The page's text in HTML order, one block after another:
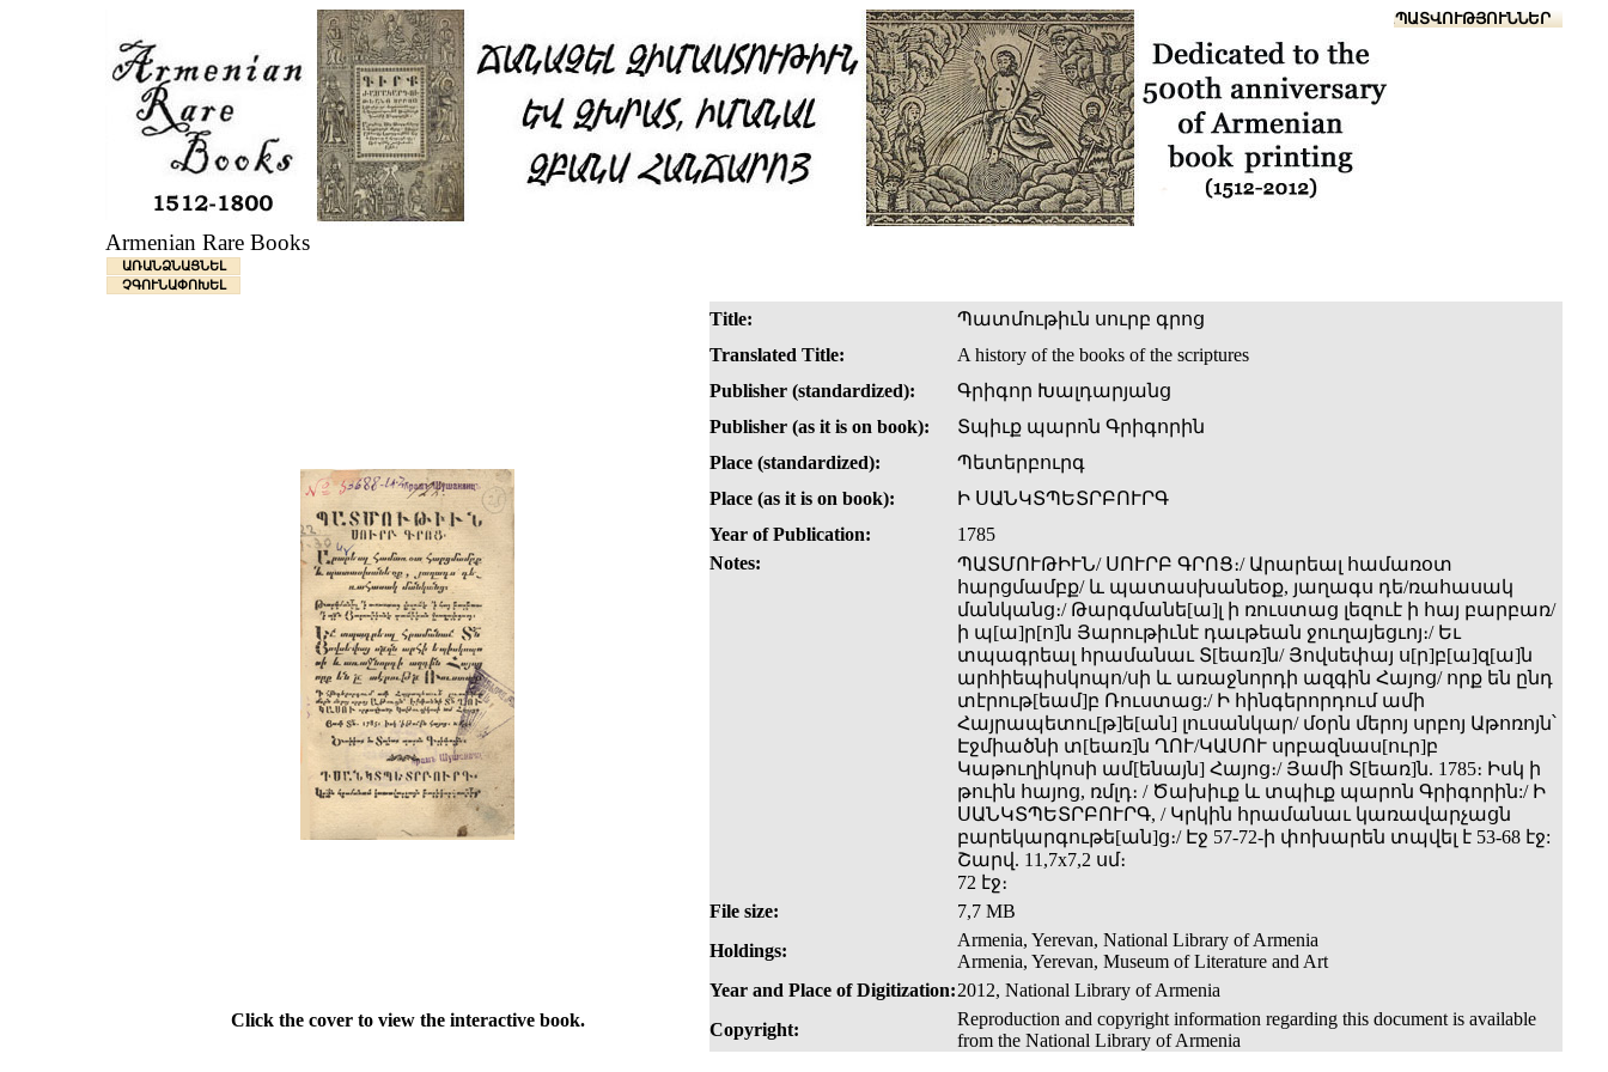
ՆԱԽԱՊԱՏՎՈՒԹՅՈՒՆՆԵՐ
Armenian Rare Books
ԱՌԱՆՁՆԱՑՆԵԼ
ՉԳՈՒՆԱՓՈԽԵԼ
Title:
Պատմութիւն սուրբ գրոց
Translated Title:
A history of the books of the scriptures
Publisher (standardized):
Գրիգոր Խալդարյանց
Publisher (as it is on book):
Տպիւք պարոն Գրիգորին
Place (standardized):
Պետերբուրգ
Place (as it is on book):
Ի ՍԱՆԿՏՊԵՏՐԲՈՒՐԳ
Year of Publication:
1785
Notes:
ՊԱՏՄՈՒԹԻՒՆ/ ՍՈՒՐԲ ԳՐՈՑ։/ Արարեալ համառօտ
հարցմամբք/ և պատասխանեօք, յաղագս դե/ռահասակ
մանկանց։/ Թարգմանե[ա]լ ի ռուստաց լեզուէ ի հայ բարբառ/
ի պ[ա]ր[ո]ն Յարութիւնէ դաւթեան ջուղայեցւոյ։/ Եւ
տպագրեալ հրամանաւ Տ[եառ]ն/ Յովսեփայ ս[ր]բ[ա]զ[ա]ն
արհիեպիսկոպո/սի և առաջնորդի ազգին Հայոց/ որք են ընդ
տէրութ[եամ]բ Ռուստաց:/ Ի հինգերորդում ամի
Հայրապետու[թ]ե[ան] լուսանկար/ մօրն մերոյ սրբոյ Աթոռոյն՝
Էջմիածնի տ[եառ]ն ՂՈՒ/ԿԱՍՈՒ սրբազնաս[ուր]բ
Կաթուղիկոսի ամ[ենայն] Հայոց։/ Յամի Տ[եառ]ն. 1785։ Իսկ ի
թուին հայոց, ռմլդ։ / Ծախիւք և տպիւք պարոն Գրիգորին:/ Ի
ՍԱՆԿՏՊԵՏՐԲՈՒՐԳ, / Կրկին հրամանաւ կառավարչացն
բարեկարգութե[ան]ց։/ Էջ 57-72-ի փոխարեն տպվել է 53-68 էջ:
Շարվ. 11,7x7,2 սմ։
72 էջ։
File size:
7,7 MB
Holdings:
Armenia, Yerevan, National Library of Armenia
Armenia, Yerevan, Museum of Literature and Art
Year and Place of Digitization:2012, National Library of Armenia
Click the cover to view the interactive book.
Copyright:
Reproduction and copyright information regarding this document is available
from the National Library of Armenia